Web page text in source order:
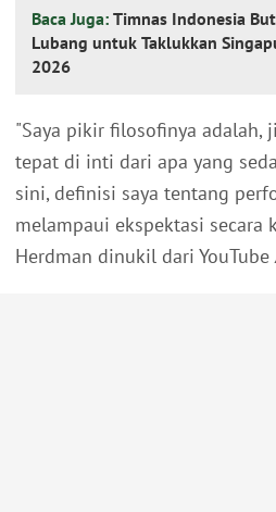
Baca Juga: Timnas Indonesia
Lubang untuk Taklukkan
2026
"Saya pikir filosofinya adalah,
tepat di inti dari apa yang
sini, definisi saya tentang
melampaui ekspektasi secara
Herdman dinukil dari YouTube